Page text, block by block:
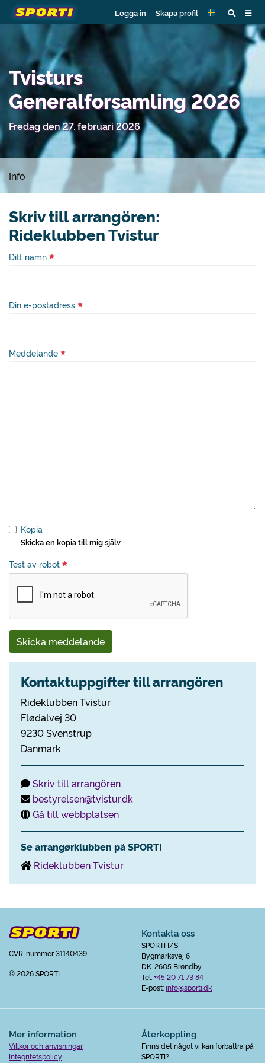
Logga in Skapa profil
Tvisturs
Generalforsamling 2026
Fredag den 27. februari 2026
Info
Skriv till arrangören:
Rideklubben Tvistur
Ditt namn
Din e-postadress
Meddelande
Kopia
Skicka en kopia till mig själv
Test av robot
Skicka meddelande
Kontaktuppgifter till arrangören
Rideklubben Tvistur
Flødalvej 30
9230 Svenstrup
Danmark
Skriv till arrangören
bestyrelsen@tvistur.dk
Gå till webbplatsen
Se arrangørklubben på SPORTI
Rideklubben Tvistur
CVR-nummer 31140439
© 2026 SPORTI
Kontakta oss
SPORTI I/S
Bygmarksvej 6
DK-2605 Brøndby
Tel:+45 20 71 73 84
E-post:info@sporti.dk
Mer information
Villkor och anvisningar
Integritetspolicy
Återkoppling
Finns det något vi kan förbättra på
SPORTI?